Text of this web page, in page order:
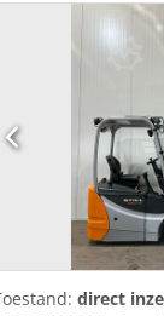
of wenst u meer
direct